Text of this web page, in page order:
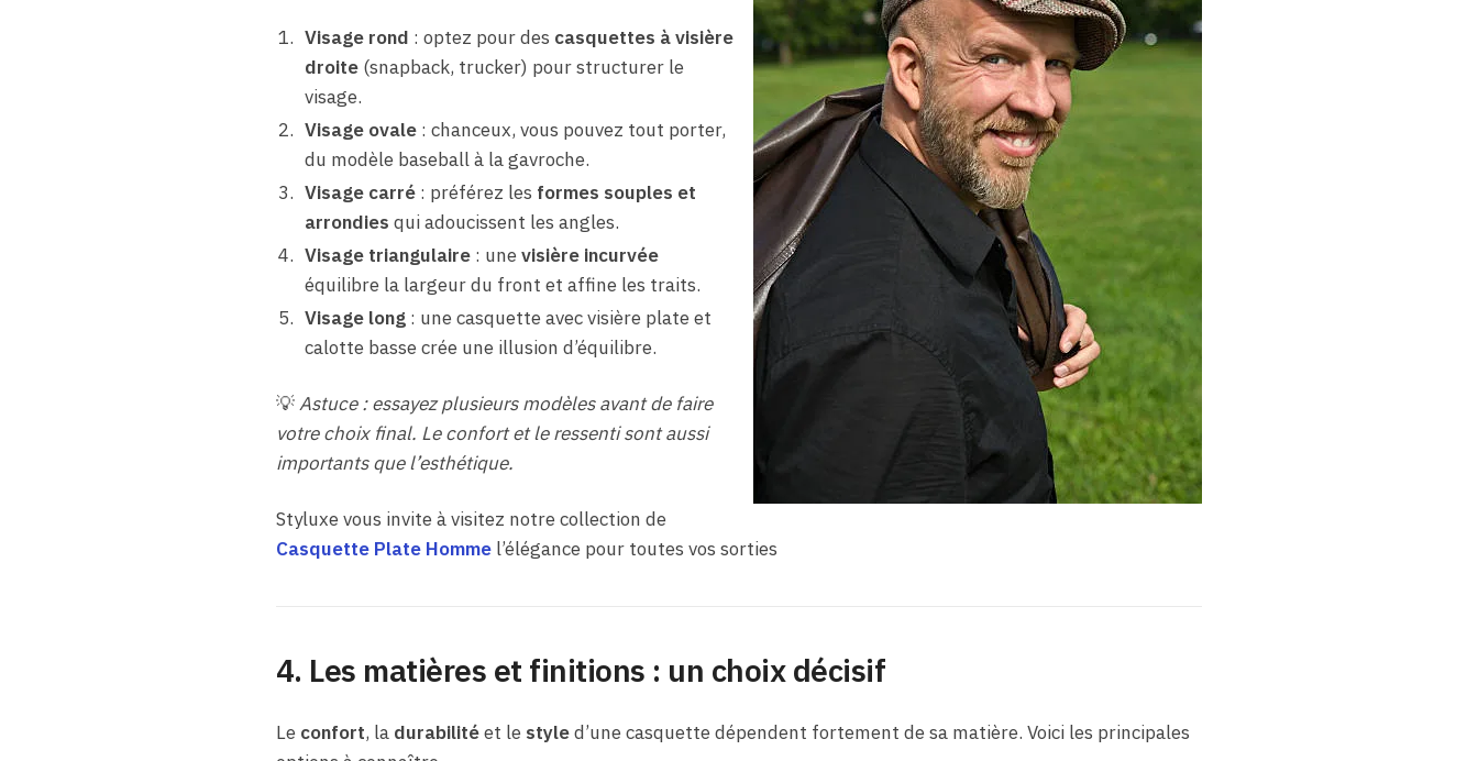
Visage rond : optez pour des casquettes à visière
droite(snapback, trucker) pour structurer le
visage.
Visage ovale: chanceux, vous pouvez tout porter,
du modèle baseball à la gavroche.
Visage carré: préférez les formes souples et
arrondies qui adoucissent les angles.
Visage triangulaire: unevisière incurvée
équilibre la largeur du front et affine les traits.
Visage long: une casquette avec visière plate et
calotte basse crée une illusion d’équilibre.
💡Astuce : essayez plusieurs modèles avant de faire
votre choix final. Le confort et le ressenti sont aussi
importants que l’esthétique.
Styluxe vous invite à visitez notre collection de
Casquette Plate Hommel’élégance pour toutes vos sorties
4. Les matières et finitions : un choix décisif
Le confort, la durabilitéet le styled’une casquette dépendent fortement de sa matière. Voici les principales